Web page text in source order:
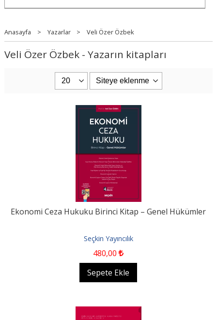
Anasayfa > Yazarlar > Veli Özer Özbek
Veli Özer Özbek - Yazarın kitapları
Ekonomi Ceza Hukuku Birinci Kitap – Genel Hükümler
Seçkin Yayıncılık
480,00
Sepete Ekle